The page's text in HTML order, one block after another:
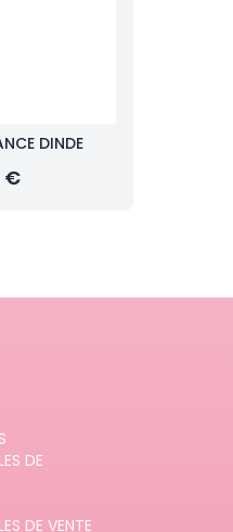
DINDE
€
DE
DE VENTE